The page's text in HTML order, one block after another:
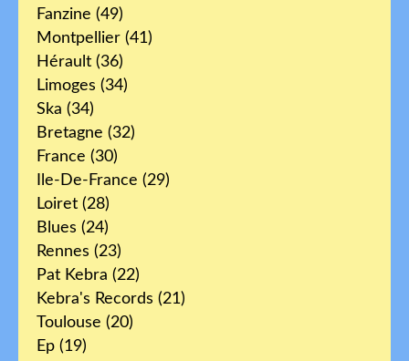
Fanzine (49)
Montpellier (41)
Hérault (36)
Limoges (34)
Ska (34)
Bretagne (32)
France (30)
Ile-De-France (29)
Loiret (28)
Blues (24)
Rennes (23)
Pat Kebra (22)
Kebra's Records (21)
Toulouse (20)
Ep (19)